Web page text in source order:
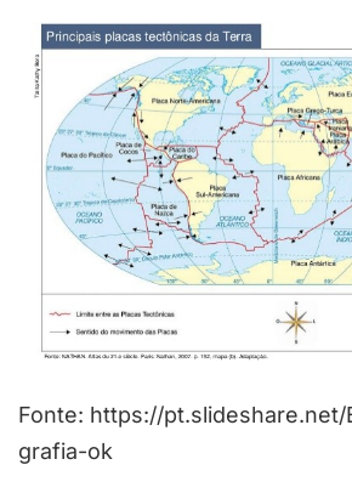
Fonte: https://
grafia-ok